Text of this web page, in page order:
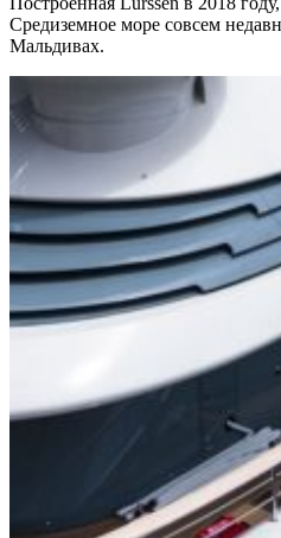
Средиземное море совсем
Мальдивах.